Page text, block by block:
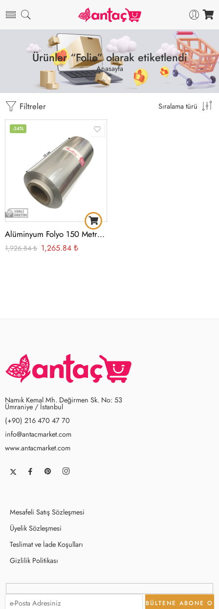
Ürünler “Folio” olarak etiketlendi
Anasayfa
Filtreler Sıralama türü
-34%
Alüminyum Folyo 150 Metre 80 Gr Masura
1,926.84₺ 1,265.84 ₺
Namık Kemal Mh. Değirmen Sk. No: 53
Ümraniye / İstanbul
(+90) 216 470 47 70
info@antacmarket.com
www.antacmarket.com
Mesafeli Satış Sözleşmesi
Üyelik Sözleşmesi
Teslimat ve İade Koşulları
Gizlilik Politikası